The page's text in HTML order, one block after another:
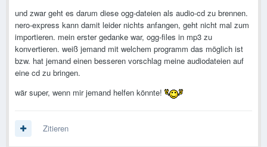
und zwar geht es darum diese ogg-dateien als audio-cd zu brennen.
nero-express kann damit leider nichts anfangen, geht nicht mal zum
importieren. mein erster gedanke war, ogg-files in mp3 zu
konvertieren. weiß jemand mit welchem programm das möglich ist
bzw. hat jemand einen besseren vorschlag meine audiodateien auf
eine cd zu bringen.
wär super, wenn mir jemand helfen könnte!
Zitieren